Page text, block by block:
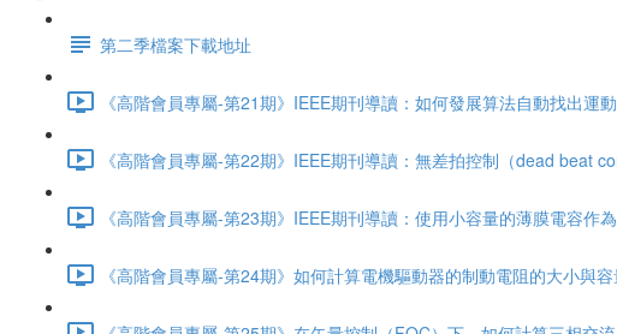
第二季檔案下載地址
《高階會員專屬-第21期》IEEE期刊導讀：如何發展算法自動找出
《高階會員專屬-第22期》IEEE期刊導讀：無差拍控制（dead beat
《高階會員專屬-第23期》IEEE期刊導讀：使用小容量的薄膜電容
《高階會員專屬-第24期》如何計算電機驅動器的制動電阻的大小與